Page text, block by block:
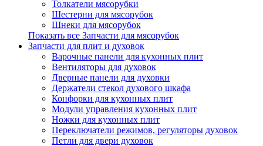
Толкатели мясорубки
Шестерни для мясорубок
Шнеки для мясорубок
Показать все Запчасти для мясорубок
Запчасти для плит и духовок
Варочные панели для кухонных плит
Вентиляторы для духовок
Дверные панели для духовки
Держатели стекол духового шкафа
Конфорки для кухонных плит
Модули управления кухонных плит
Ножки для кухонных плит
Переключатели режимов, регуляторы духовок
Петли для двери духовок